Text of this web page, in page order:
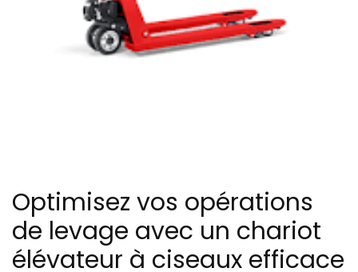
Optimisez vos opérations
de levage avec un chariot
élévateur à ciseaux efficace